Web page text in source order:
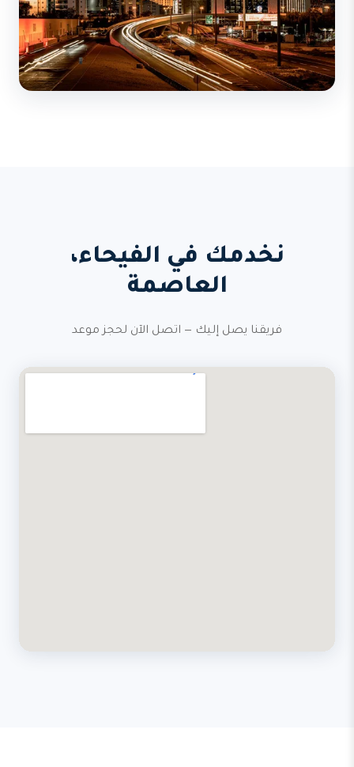
نخدمك في الفيحاء،
العاصمة
فريقنا يصل إليك — اتصل الآن لحجز موعد